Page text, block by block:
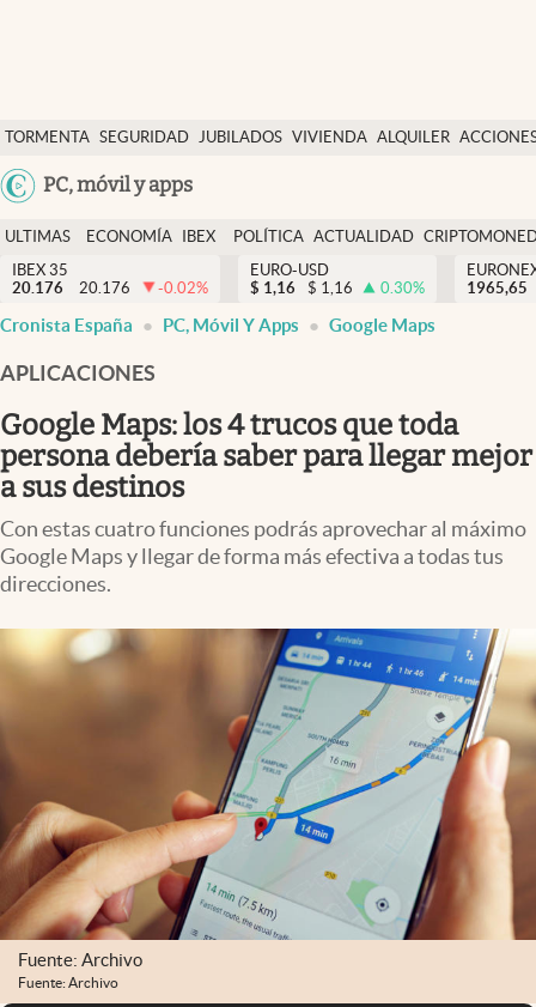
TORMENTA SEGURIDAD JUBILADOS VIVIENDA ALQUILER
USA
PC, móvil y apps
Economía y finanzas
Política
Actualidad
Criptomonedas
España
ULTIMAS
NOTICIAS
ECONOMÍA
FINANZAS
IBEX
EURO
POLÍTICA ACTUALIDAD
IBEX 35
20.176
20.176 -0.02%
EURO-USD
$ 1,16 $ 1,16 0.30%
1965,65
Cronista España PC, Móvil Y Apps Google Maps
APLICACIONES
Google Maps: los 4 trucos que toda
persona debería saber para llegar mejor
a sus destinos
Con estas cuatro funciones podrás aprovechar al máximo
Google Maps y llegar de forma más efectiva a todas tus
direcciones.
Fuente: Archivo
Fuente: Archivo